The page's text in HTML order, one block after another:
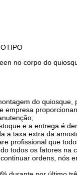
no corpo do
do
empresa
e a entrega é
a taxa extra da
profissional que
todos os fatores na
ordens, nós